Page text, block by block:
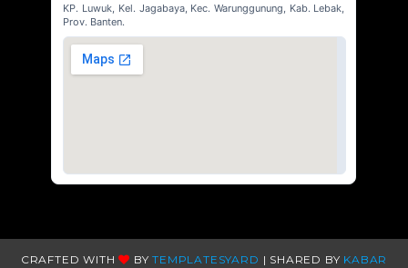
KP. Luwuk, Kel. Jagabaya, Kec. Warunggunung, Kab. Lebak,
Prov. Banten.
CRAFTED WITH BYTEMPLATESYARD | SHARED BY KABAR